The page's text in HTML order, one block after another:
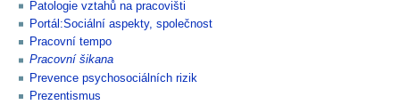
Patologie vztahů na pracovišti
Portál:Sociální aspekty, společnost
Pracovní tempo
Pracovní šikana
Prevence psychosociálních rizik
Prezentismus